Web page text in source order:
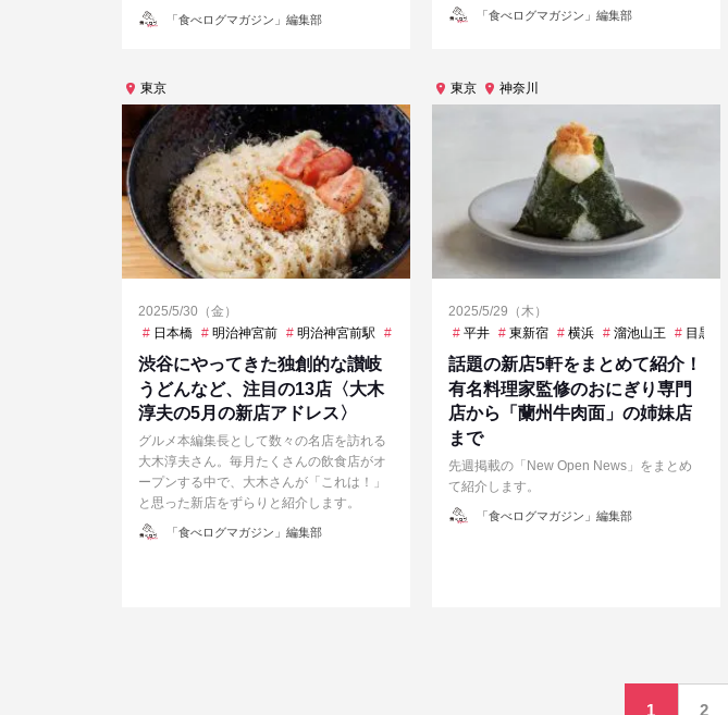
投「食べログマガジン」編集部
投「食べログマガジン」編集部
東京
2025/5/30（金）
日本橋
明治神宮前 明治神宮前駅 溜池山王 白金高輪 目黒 神泉駅 虎ノ
渋谷にやってきた独創的な讃岐
うどんなど、注目の13店〈大木
淳夫の5月の新店アドレス〉
グルメ本編集長として数々の名店を訪れる
大木淳夫さん。毎月たくさんの飲食店がオ
ープンする中で、大木さんが「これは！」
と思った新店をずらりと紹介します。
投「食べログマガジン」編集部
東京 神奈川
2025/5/29（木）
平井
東新宿 横浜 溜池山王 目黒
話題の新店5軒をまとめて紹介！
有名料理家監修のおにぎり専門
店から「蘭州牛肉面」の姉妹店
まで
先週掲載の「New Open News」をまとめ
て紹介します。
投「食べログマガジン」編集部
1 2